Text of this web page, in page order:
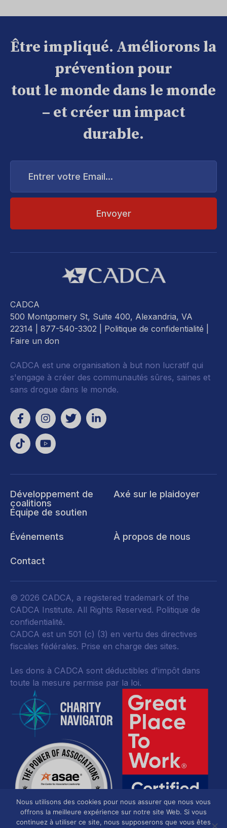
Être impliqué. Améliorons la
prévention pour
tout le monde dans le monde
– et créer un impact
durable.
Entrer
Email...
CADCA
500 Montgomery St, Suite 400, Alexandria, VA
22314 | 877-540-3302 | Politique de confidentialité
Faire un don
CADCA est une organisation à but non lucratif qui
s'engage à créer des communautés sûres, saines et
sans drogue dans le monde.
Développement de
coalitions
Équipe de soutien
Axé sur le plaidoyer
Événements À propos de nous
Contact
© 2026 CADCA, a registered trademark of the
CADCA Institute. All Rights Reserved. Politique de
confidentialité.
CADCA est un 501 (c) (3) en vertu des directives
fiscales fédérales. Prise en charge des sites.
Les dons à CADCA sont déductibles d'impôt dans
toute la mesure permise par la loi.
Nous utilisons des cookies pour nous assurer que nous vous
offrons la meilleure expérience sur notre site Web. Si vous
continuez à utiliser ce site, nous supposerons que vous êtes